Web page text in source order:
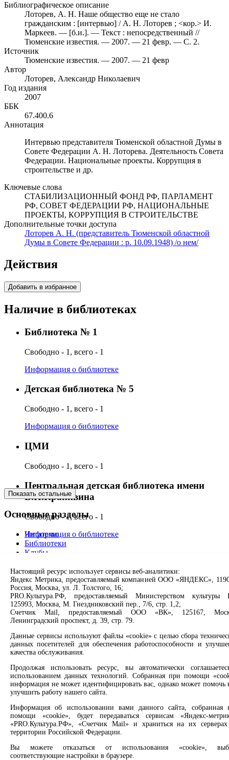
Библиографическое описание
Лоторев, А. Н. Наше общество еще не стало
гражданским : [интервью] / А. Н. Лоторев ; <кор.> И.
Маркеев. — [б.и.]. — Текст : непосредственный //
Тюменские известия. — 2007. — 21 февр. — С. 2.
Источник
Тюменские известия. — 2007. — 21 февр
Автор
Лоторев, Александр Николаевич
Год издания
2007
ББК
67.400.6
Аннотация
Интервью представителя Тюменской областной Думы в
Совете Федерации А. Н. Лоторева. Деятельность Совета
Федерации. Национальные проекты. Коррупция в
строительстве и др.
Ключевые слова
СТАБИЛИЗАЦИОННЫЙ ФОНД РФ, ПАРЛАМЕНТ
РФ, СОВЕТ ФЕДЕРАЦИИ РФ, НАЦИОНАЛЬНЫЕ
ПРОЕКТЫ, КОРРУПЦИЯ В СТРОИТЕЛЬСТВЕ
Дополнительные точки доступа
Лоторев А. Н. (представитель Тюменской областной
Думы в Совете Федерации : р. 10.09.1948) /о нем/
Действия
Добавить в избранное
Наличие в библиотеках
Библиотека № 1
Свободно - 1, всего - 1
Информация о библиотеке
Детская библиотека № 5
Свободно - 1, всего - 1
Информация о библиотеке
ЦМИ
Свободно - 1, всего - 1
Центральная детская библиотека имени
В.П.Крапивина
Свободно - 1, всего - 1
Информация о библиотеке
Показать остальные
Основные разделы
Читателю
Библиотеки
Клубы
О нас
Партнерам
Сервисы
Продлить книгу
Спроси краеведа
Оцените качество услуг
Направить обращение директору
Соцсети
Вконтакте
Одноклассники
Max
Rutube
Заметили опечатку? Выделите текст с ошибкой и нажмите
клавиши Ctrl+Enter или ссылку ниже
Настоящий ресурс использует сервисы веб-аналитики:
Яндекс Метрика, предоставляемый компанией ООО «ЯНДЕКС»,
Россия, Москва, ул. Л. Толстого, 16;
PRO.Культура.РФ, предоставляемый Министерством культуры
125993, Москва, М. Гнездниковский пер., 7/6, стр. 1,2;
Счетчик Mail, предоставляемый ООО «ВК», 125167,
Ленинградский проспект, д. 39, стр. 79.
Данные сервисы используют файлы «cookie» с целью сбора
данных посетителей для обеспечения работоспособности и
качества обслуживания.
Продолжая использовать ресурс, вы автоматически
использованием данных технологий. Собранная при помощи
информация не может идентифицировать вас, однако может помочь
улучшить работу нашего сайта.
Информация об использовании вами данного сайта, собранная
помощи «cookie», будет передаваться сервисам «Яндекс-
«PRO.Культура.РФ», «Счетчик Mail» и храниться на их
территории Российской Федерации.
Вы можете отказаться от использования «cookie»,
соответствующие настройки в браузере.